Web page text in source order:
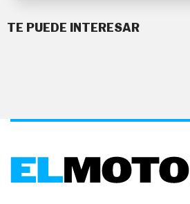
TE PUEDE INTERESAR